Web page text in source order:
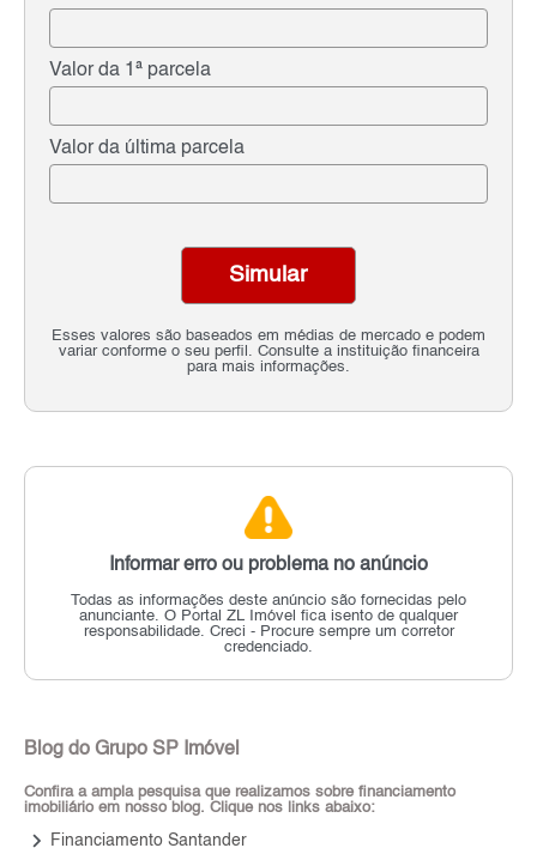
Valor da 1ª parcela
Valor da última parcela
Esses valores são baseados em médias de mercado e podem
variar conforme o seu perfil. Consulte a instituição financeira
para mais informações.
Simular
Informar erro ou problema no anúncio
Todas as informações deste anúncio são fornecidas pelo
anunciante. O Portal ZL Imóvel fica isento de qualquer
responsabilidade. Creci - Procure sempre um corretor
credenciado.
Blog do Grupo SP Imóvel
Confira a ampla pesquisa que realizamos sobre financiamento
imobiliário em nosso blog. Clique nos links abaixo:
keyboard_arrow_right Financiamento Santander